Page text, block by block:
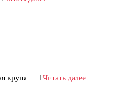
крупа — 1Читать далее